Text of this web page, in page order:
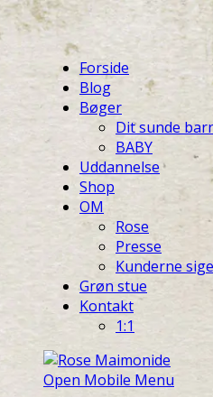
Forside
Blog
Bøger
Dit sunde
BABY
Uddannelse
Shop
OM
Rose
Presse
Kunderne
Grøn stue
Kontakt
1:1
Open Mobile Menu